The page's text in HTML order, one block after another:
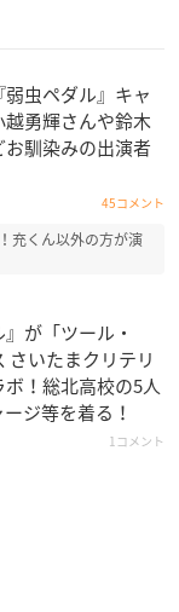
虫ペダル』キャ
越勇輝さんや鈴木
馴染みの出演者
45コメント
充くん以外の方が演
』が「ツール・
さいたまクリテリ
ボ！総北高校の5人
ジ等を着る！
1コメント